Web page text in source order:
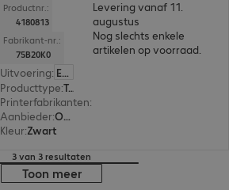
Productnr.:
4180813
Fabrikant-nr.:
75B20K0
Uitvoering: Europa
Producttype: Toner
Printerfabrikanten:
Aanbieder:
Origineel
Kleur:Zwart
Levering vanaf 11.
augustus
Nog slechts enkele
artikelen op voorraad.
3 van 3 resultaten
Toon meer